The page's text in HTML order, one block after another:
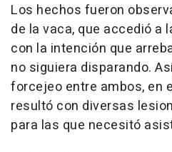
Los hechos fueron
de la vaca, que accedió a
con la intención que
no siguiera disparando.
forcejeo entre ambos, en
resultó con diversas
para las que necesitó